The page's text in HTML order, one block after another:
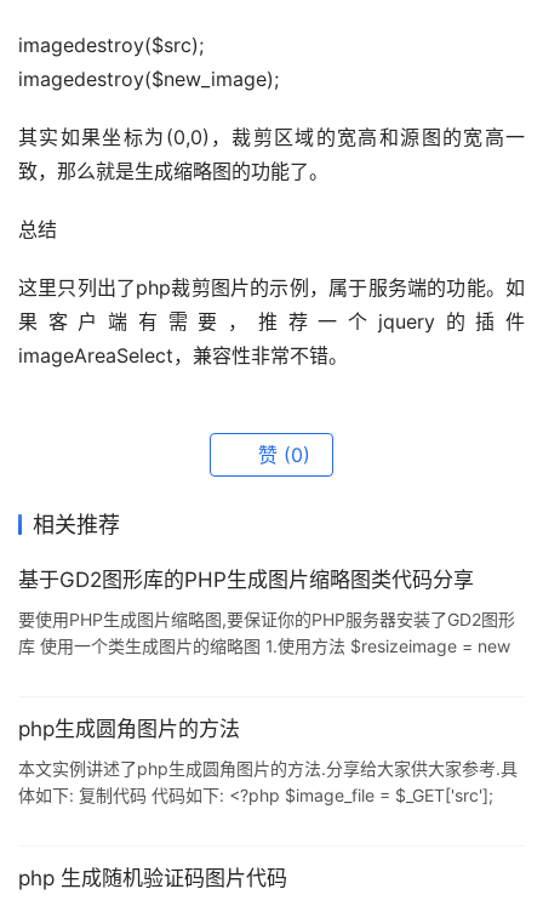
imagedestroy($src);
imagedestroy($new_image);
其实如果坐标为(0,0)，裁剪区域的宽高和源图的宽高一
致，那么就是生成缩略图的功能了。
总结
这里只列出了php裁剪图片的示例，属于服务端的功能。如
果客户端有需要，推荐一个jquery的插件
imageAreaSelect，兼容性非常不错。
赞 (0)
相关推荐
基于GD2图形库的PHP生成图片缩略图类代码分享
要使用PHP生成图片缩略图,要保证你的PHP服务器安装了GD2图形
库 使用一个类生成图片的缩略图 1.使用方法 $resizeimage = new
相同,200,100分别代表宽和高 2. 缩略图类代码 //使用如下类就可以
php生成圆角图片的方法
本文实例讲述了php生成圆角图片的方法.分享给大家供大家参考.具
体如下: 复制代码 代码如下: <?php $image_file = $_GET['src'];
(isset($_GET['topleft']) and $_GET['topleft'] ==
php 生成随机验证码图片代码